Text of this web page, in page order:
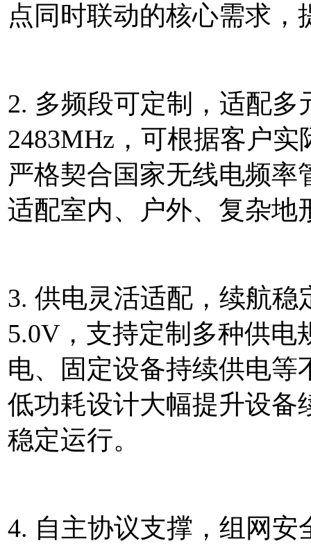
点同时联动的核心需求，
2. 多频段可定制，适配多
2483MHz，可根据客户
严格契合国家无线电频
适配室内、户外、复杂地
3. 供电灵活适配，续航稳
5.0V，支持定制多种供
电、固定设备持续供电等
低功耗设计大幅提升设备
稳定运行。
4. 自主协议支撑，组网